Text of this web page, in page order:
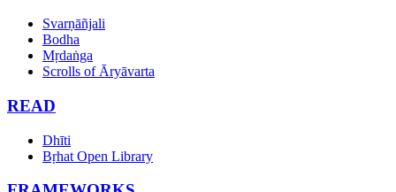
Svarṇāñjali
Bodha
Mṛdaṅga
Scrolls of Āryāvarta
READ
Dhīti
Bṛhat Open Library